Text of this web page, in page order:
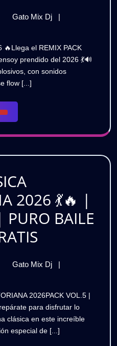
Gato Mix Dj
MARRONEO
🔥
|
REMIX
|
prendido del 2026 💃🔊
con sonidos
flow [...]
DESCARGAR
PACK
2026 💃🔥 |
PURO BAILE
2026
💃
🔥
Gato Mix Dj
CHICHA
2026
💃
🔥
|
|
para disfrutar lo
clásica en este increíble
especial de [...]